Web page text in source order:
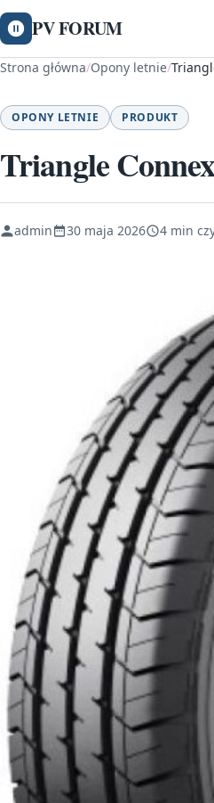
PV FORUM
Strona główna/Opony letnie/
OPONY LETNIE PRODUKT
Triangle
admin 30 maja 2026 4 min